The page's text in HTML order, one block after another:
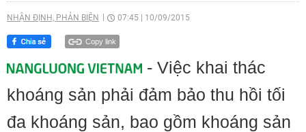
NHẬN ĐỊNH, PHẢN BIỆN 07:45 10/09/2015
Copy link
- Việc khai thác
khoáng sản phải đảm bảo thu hồi tối
đa khoáng sản, bao gồm khoáng sản